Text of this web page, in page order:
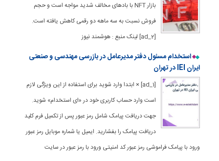
بازار NFT با بادهای مخالف شدید مواجه است و حجم
فروش نسبت به سه ماهه دو رقمی کاهش یافته است.
[ad_2] لینک منبع : هوشمند نیوز
استخدام مسئول دفتر مدیرعامل در بازرسی مهندسی و صنعتی
ایران IEI در تهران
[ad_1] × ابتدا وارد شوید برای استفاده از این ویژگی لازم
است وارد حساب کاربری خود در «ای استخدام» شوید.
جهت دریافت پیامک شامل رمز عبور پس از تکمیل فرم کلید
دریافت پیامک را بفشارید. ایمیل یا شماره موبایل رمز عبور
ورود با پیامک فراموشی رمز عبور کد امنیتی ورود با رمز عبور در سایت